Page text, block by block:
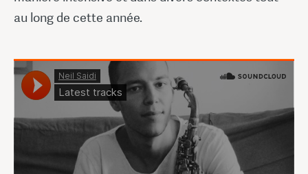
au long de cette année.